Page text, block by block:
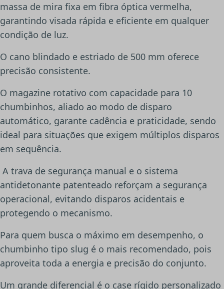
massa de mira fixa em fibra óptica vermelha,
garantindo visada rápida e eficiente em qualquer
condição de luz.
O cano blindado e estriado de 500 mm oferece
precisão consistente.
O magazine rotativo com capacidade para 10
chumbinhos, aliado ao modo de disparo
automático, garante cadência e praticidade, sendo
ideal para situações que exigem múltiplos disparos
em sequência.
A trava de segurança manual e o sistema
antidetonante patenteado reforçam a segurança
operacional, evitando disparos acidentais e
protegendo o mecanismo.
Para quem busca o máximo em desempenho, o
chumbinho tipo slug é o mais recomendado, pois
aproveita toda a energia e precisão do conjunto.
Um grande diferencial é o case rígido personalizado